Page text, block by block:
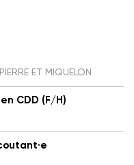
ET MIQUELON
CDD (F/H)